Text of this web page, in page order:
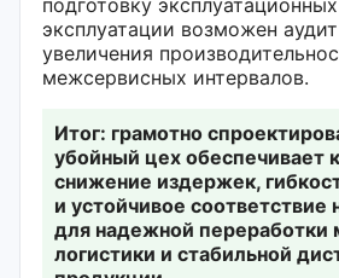
эксплуатации возможен
увеличения
межсервисных интервалов.
Итог: грамотно
убойный цех обеспечивает
снижение издержек,
и устойчивое соответствие
для надежной переработки
логистики и стабильной